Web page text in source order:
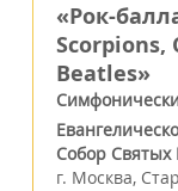
«Рок-
Scorpions,
Beatles»
Собор
г. Москва,